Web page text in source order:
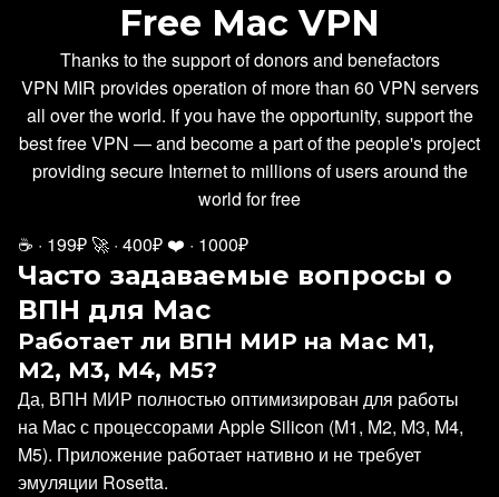
Free Mac VPN
Thanks to the support of donors and benefactors
VPN MIR provides operation of more than 60 VPN servers
all over the world. If you have the opportunity, support the
best free VPN — and become a part of the people's project
providing secure Internet to millions of users around the
world for free
☕ · 199₽ 🚀 · 400₽ ❤️ · 1000₽
Часто задаваемые вопросы о
ВПН для Mac
Работает ли ВПН МИР на Mac M1,
M2, M3, M4, M5?
Да, ВПН МИР полностью оптимизирован для работы
на Mac с процессорами Apple Silicon (M1, M2, M3, M4,
M5). Приложение работает нативно и не требует
эмуляции Rosetta.